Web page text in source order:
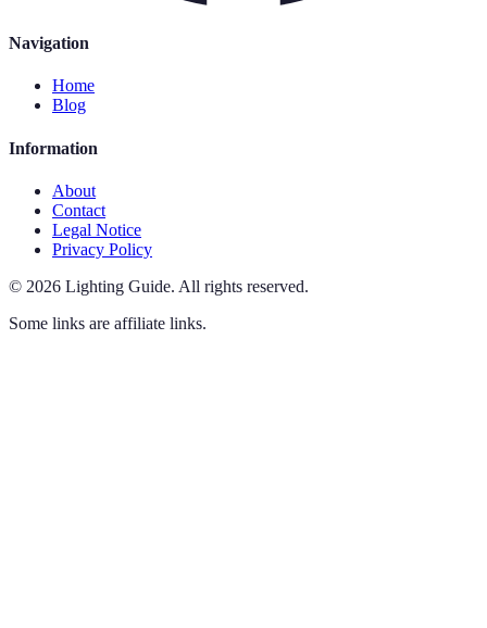
Navigation
Home
Blog
Information
About
Contact
Legal Notice
Privacy Policy
© 2026 Lighting Guide. All rights reserved.
Some links are affiliate links.